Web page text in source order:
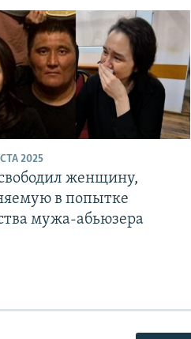
2025
женщину,
в попытке
мужа-абьюзера